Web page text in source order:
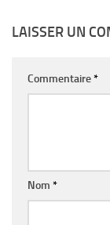
LAISSER UN
Commentaire*
Nom *